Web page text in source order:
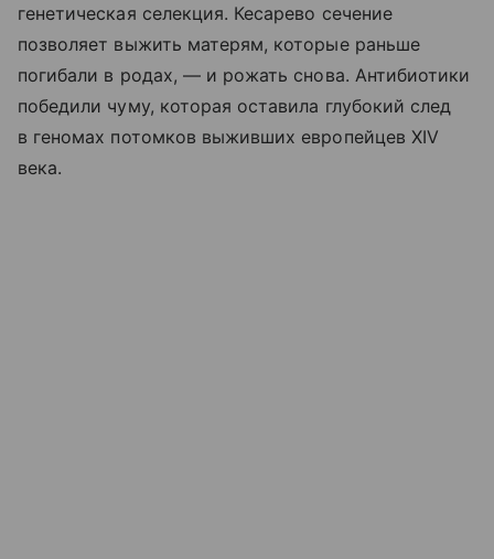
генетическая селекция. Кесарево сечение
позволяет выжить матерям, которые раньше
погибали в родах, — и рожать снова. Антибиотики
победили чуму, которая оставила глубокий след
в геномах потомков выживших европейцев XIV
века.